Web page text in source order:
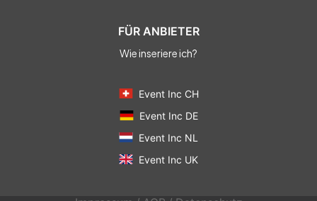
FÜR ANBIETER
Wie inseriere ich?
Event Inc CH
Event Inc DE
Event Inc NL
Event Inc UK